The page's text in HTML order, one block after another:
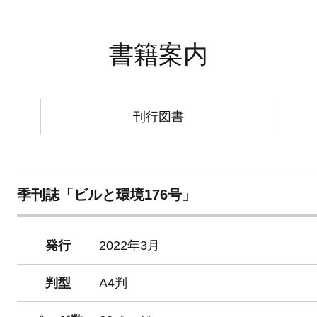
書籍案内
刊行図書
季刊誌「ビルと環境176号」
発行 2022年3月
判型 A4判